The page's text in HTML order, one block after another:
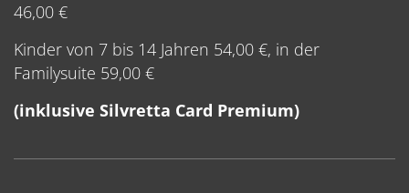
46,00 €
Kinder von 7 bis 14 Jahren 54,00 €, in der
Familysuite 59,00 €
(inklusive Silvretta Card Premium)